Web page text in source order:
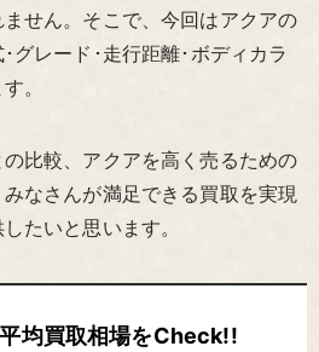
せん。そこで、今回はアクアの
グレード･走行距離･ボディカラ
。
比較、アクアを高く売るための
なさんが満足できる買取を実現
たいと思います。
平均買取相場をCheck!!